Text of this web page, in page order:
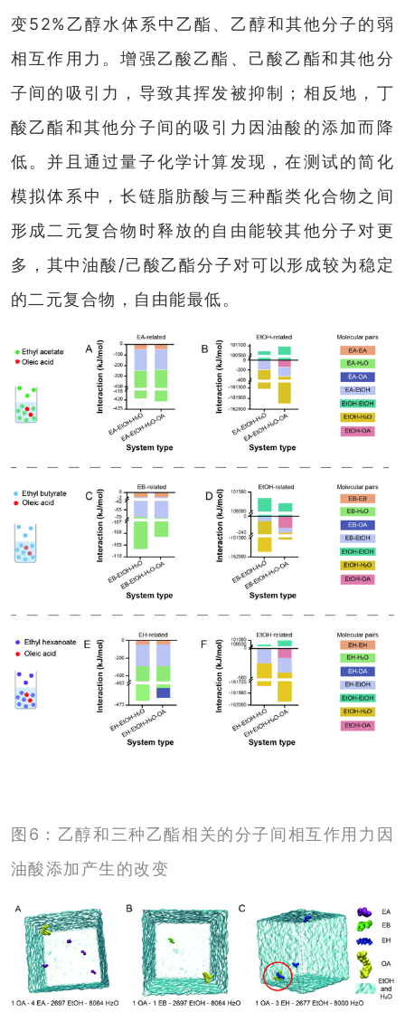
变52%乙醇水体系中乙酯、乙醇和其他分子的弱
相互作用力。增强乙酸乙酯、己酸乙酯和其他分
子间的吸引力，导致其挥发被抑制；相反地，丁
酸乙酯和其他分子间的吸引力因油酸的添加而降
低。并且通过量子化学计算发现，在测试的简化
模拟体系中，长链脂肪酸与三种酯类化合物之间
形成二元复合物时释放的自由能较其他分子对更
多，其中油酸/己酸乙酯分子对可以形成较为稳定
的二元复合物，自由能最低。
图6：乙醇和三种乙酯相关的分子间相互作用力因
油酸添加产生的改变